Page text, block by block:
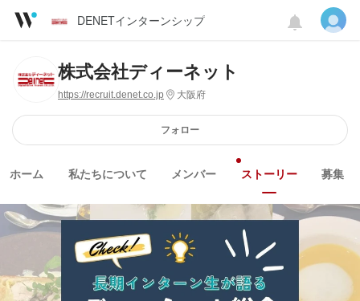
DENETインターンシップ
株式会社ディーネット
https://recruit.denet.co.jp 大阪府
フォロー
ホーム 私たちについて メンバー ストーリー 募集